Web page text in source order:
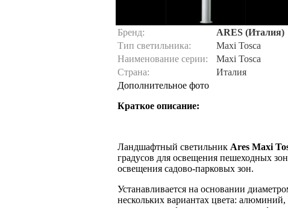
Бренд:
ARES (Италия)
Тип светильника:
Maxi Tosca
Наименование серии:
Maxi Tosca
Страна:
Италия
Дополнительное фото
Краткое описание:
Ландшафтный светильник Ares Maxi
градусов для освещения пешеходных
освещения садово-парковых зон.
Устанавливается на основании
нескольких вариантах цвета: